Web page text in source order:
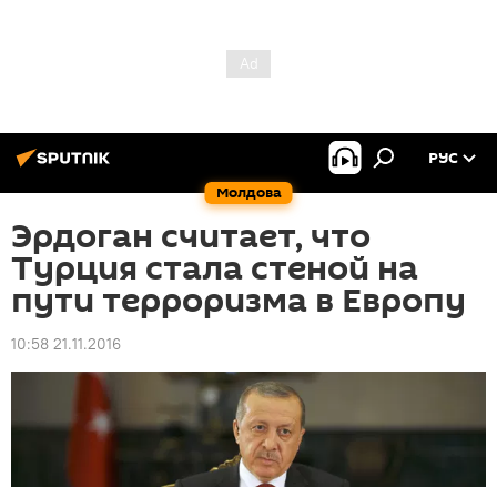
Молдова
РУС
Эрдоган считает, что
Турция стала стеной на
пути терроризма в Европу
10:58 21.11.2016